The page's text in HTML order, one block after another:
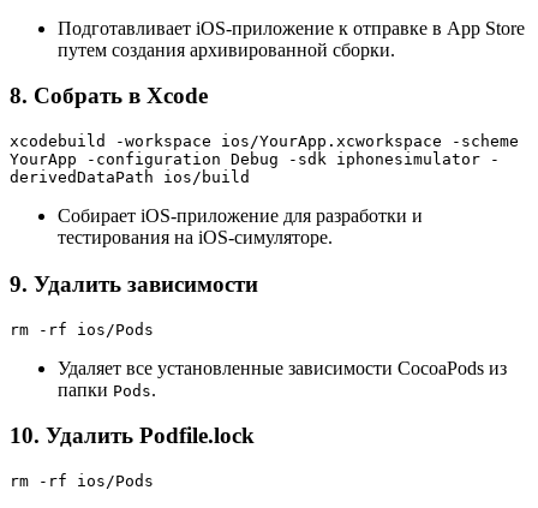
Подготавливает iOS-приложение к отправке в App Store
путем создания архивированной сборки.
8. Собрать в Xcode
xcodebuild -workspace ios/YourApp.xcworkspace -scheme
YourApp -configuration Debug -sdk iphonesimulator -
derivedDataPath ios/build
Собирает iOS-приложение для разработки и
тестирования на iOS-симуляторе.
9. Удалить зависимости
rm -rf ios/Pods
Удаляет все установленные зависимости CocoaPods из
папки Pods.
10. Удалить Podfile.lock
rm -rf ios/Pods